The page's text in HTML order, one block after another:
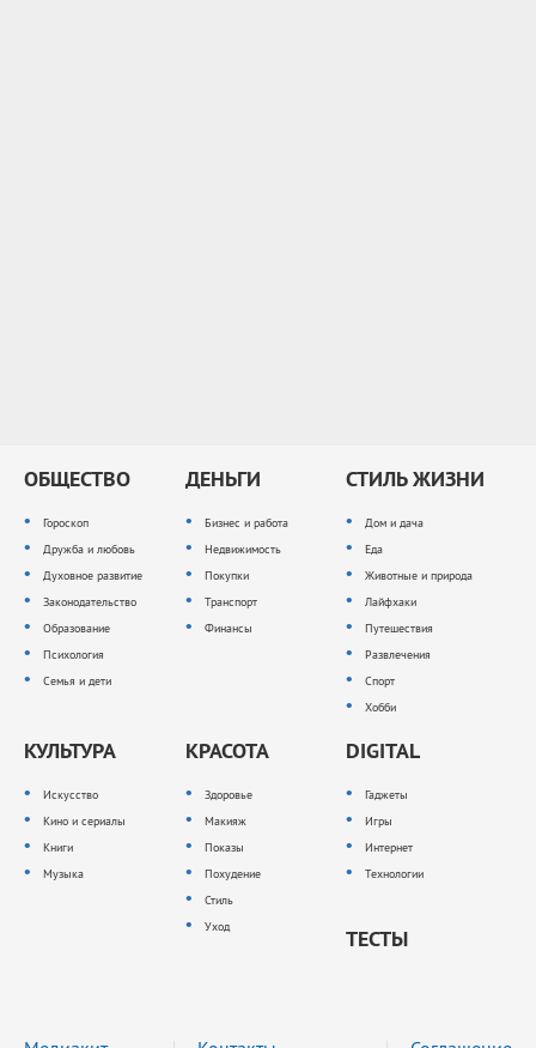
ОБЩЕСТВО
Гороскоп
Дружба и любовь
Духовное развитие
Законодательство
Образование
Психология
Семья и дети
ДЕНЬГИ
Бизнес и работа
Недвижимость
Покупки
Транспорт
Финансы
СТИЛЬ ЖИЗНИ
Дом и дача
Еда
Животные и природа
Лайфхаки
Путешествия
Развлечения
Спорт
Хобби
КУЛЬТУРА
Искусство
Кино и сериалы
Книги
Музыка
КРАСОТА
Здоровье
Макияж
Показы
Похудение
Стиль
Уход
DIGITAL
Гаджеты
Игры
Интернет
Технологии
ТЕСТЫ